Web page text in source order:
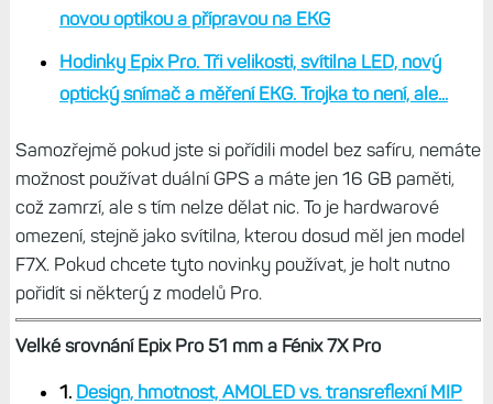
novou optikou a přípravou na EKG
Hodinky Epix Pro. Tři velikosti, svítilna LED, nový
optický snímač a měření EKG. Trojka to není, ale...
Samozřejmě pokud jste si pořídili model bez safíru, nemáte
možnost používat duální GPS a máte jen 16 GB paměti,
což zamrzí, ale s tím nelze dělat nic. To je hardwarové
omezení, stejně jako svítilna, kterou dosud měl jen model
F7X. Pokud chcete tyto novinky používat, je holt nutno
pořidít si některý z modelů Pro.
Velké srovnání Epix Pro 51 mm a Fénix 7X Pro
1. Design, hmotnost, AMOLED vs. transreflexní MIP